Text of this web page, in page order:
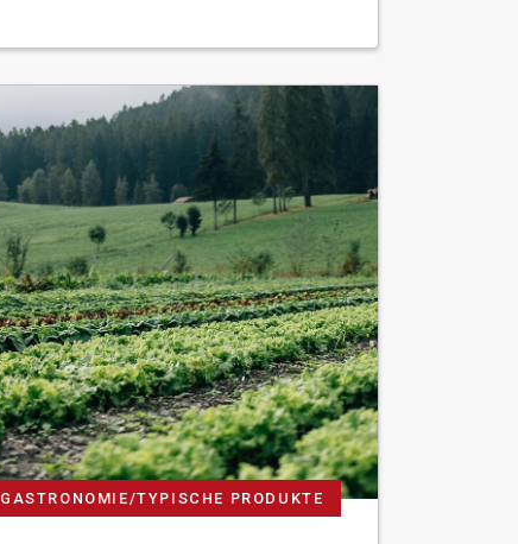
GASTRONOMIE/TYPISCHE PRODUKTE